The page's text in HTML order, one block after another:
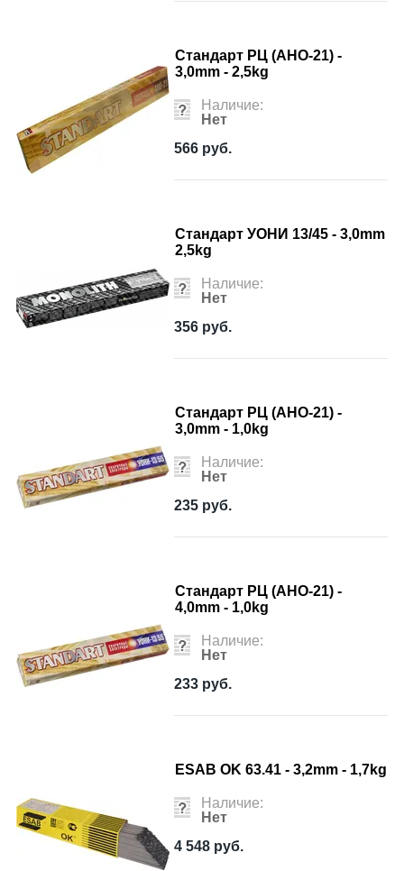
Стандарт РЦ (АНО-21) -
3,0mm - 2,5kg
Наличие:
Нет
566 руб.
Стандарт УОНИ 13/45 - 3,0mm
2,5kg
Наличие:
Нет
356 руб.
Стандарт РЦ (АНО-21) -
3,0mm - 1,0kg
Наличие:
Нет
235 руб.
Стандарт РЦ (АНО-21) -
4,0mm - 1,0kg
Наличие:
Нет
233 руб.
ESAB OK 63.41 - 3,2mm - 1,7kg
Наличие:
Нет
4 548 руб.